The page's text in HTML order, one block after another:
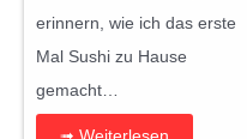
erinnern, wie ich das erste
Mal Sushi zu Hause
gemacht…
➟ Weiterlesen